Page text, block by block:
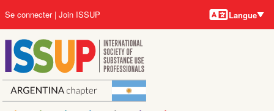
au
contenu
principal
User
account
menu
Se connecter Join ISSUP Langues
Langue